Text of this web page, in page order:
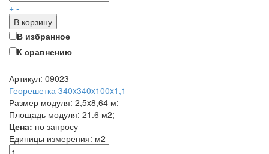
+ -
В корзину
В избранное
К сравнению
Артикул: 09023
Георешетка 340x340x100x1,1
Размер модуля: 2,5x8,64 м;
Площадь модуля: 21.6 м2;
Цена: по запросу
Единицы измерения: м2